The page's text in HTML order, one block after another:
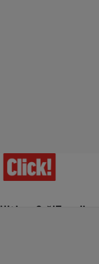
Ultima Oră!Trending